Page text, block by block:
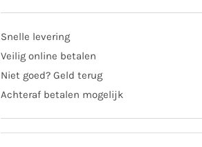
Snelle levering
Veilig online betalen
Niet goed? Geld terug
Achteraf betalen mogelijk